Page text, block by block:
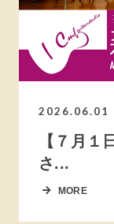
2026.06.01
【７月１
さ...
MORE